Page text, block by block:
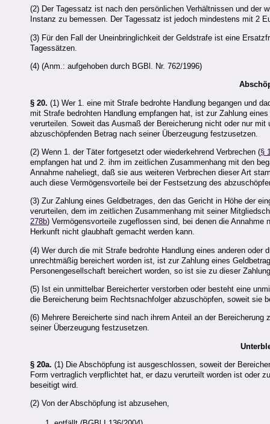
(2) Der Tagessatz ist nach den persönlichen Verhältnissen und
Instanz zu bemessen. Der Tagessatz ist jedoch mindestens mit 2
(3) Für den Fall der Uneinbringlichkeit der Geldstrafe ist eine
Tagessätzen.
(4) (Anm.: aufgehoben durch BGBl. Nr. 762/1996)
§ 20. (1) Wer 1. eine mit Strafe bedrohte Handlung begangen und
mit Strafe bedrohten Handlung empfangen hat, ist zur Zahlung
verurteilen. Soweit das Ausmaß der Bereicherung nicht oder nur
abzuschöpfenden Betrag nach seiner Überzeugung festzusetzen.
(2) Wenn 1. der Täter fortgesetzt oder wiederkehrend Verbrechen (§
empfangen hat und 2. ihm im zeitlichen Zusammenhang mit den
Annahme naheliegt, daß sie aus weiteren Verbrechen dieser Art
auch diese Vermögensvorteile bei der Festsetzung des
(3) Zur Zahlung eines Geldbetrages, den das Gericht in Höhe der
verurteilen, dem im zeitlichen Zusammenhang mit seiner
278b) Vermögensvorteile zugeflossen sind, bei denen die
Herkunft nicht glaubhaft gemacht werden kann.
(4) Wer durch die mit Strafe bedrohte Handlung eines anderen oder
unrechtmäßig bereichert worden ist, ist zur Zahlung eines
Personengesellschaft bereichert worden, so ist sie zu dieser
(5) Ist ein unmittelbar Bereicherter verstorben oder besteht eine
die Bereicherung beim Rechtsnachfolger abzuschöpfen, soweit sie
(6) Mehrere Bereicherte sind nach ihrem Anteil an der
seiner Überzeugung festzusetzen.
§ 20a. (1) Die Abschöpfung ist ausgeschlossen, soweit der
Form vertraglich verpflichtet hat, er dazu verurteilt worden ist oder
beseitigt wird.
(2) Von der Abschöpfung ist abzusehen,